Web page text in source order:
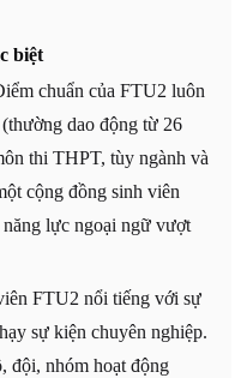
biệt
chuẩn của FTU2 luôn
dao động từ 26
thi THPT, tùy ngành và
cộng đồng sinh viên
lực ngoại ngữ vượt
FTU2 nổi tiếng với sự
sự kiện chuyên nghiệp.
đội, nhóm hoạt động